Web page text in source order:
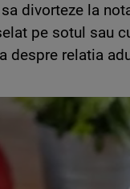
divorteze la
pe sotul sau
despre relatia